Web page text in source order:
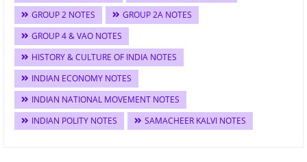
GROUP 2 NOTES
GROUP 2A NOTES
GROUP 4 & VAO NOTES
HISTORY & CULTURE OF INDIA NOTES
INDIAN ECONOMY NOTES
INDIAN NATIONAL MOVEMENT NOTES
INDIAN POLITY NOTES
SAMACHEER KALVI NOTES